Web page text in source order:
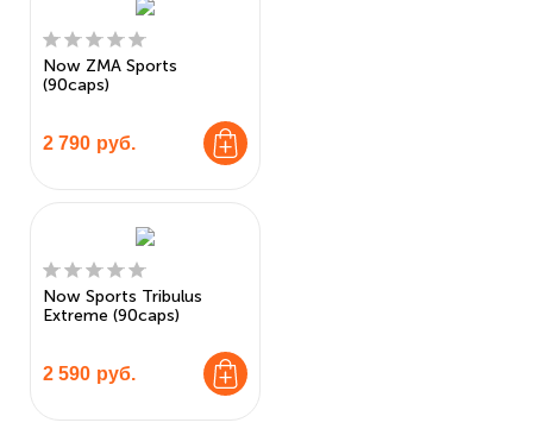
Now ZMA Sports
(90caps)
2 790 руб.
Now Sports Tribulus
Extreme (90caps)
2 590 руб.